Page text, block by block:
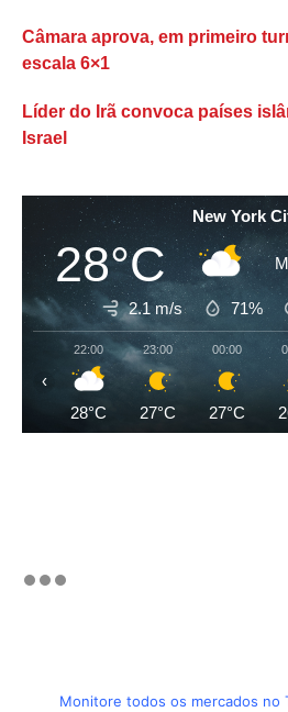
Câmara aprova, em primeiro
escala 6×1
Líder do Irã convoca países
Israel
New York
28°C
2.1 m/s 71%
22:00
28°C
23:00
27°C
00:00
27°C
‹
Monitore todos os mercados no